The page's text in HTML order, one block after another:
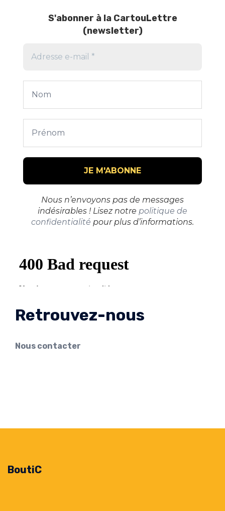
S'abonner à la CartouLettre
(newsletter)
Nous n’envoyons pas de messages
indésirables ! Lisez notre politique de
confidentialité pour plus d’informations.
Retrouvez-nous
Nous contacter
BoutiC